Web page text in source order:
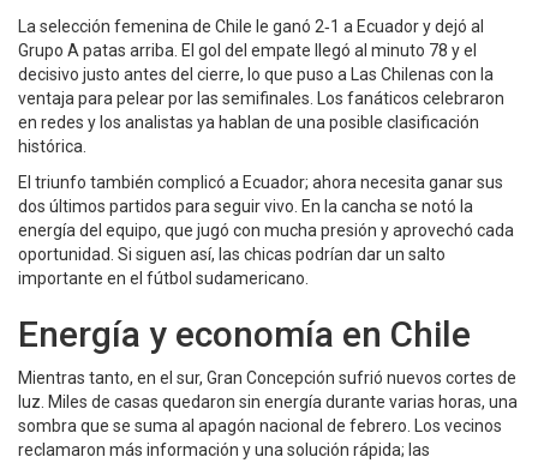
La selección femenina de Chile le ganó 2‑1 a Ecuador y dejó al
Grupo A patas arriba. El gol del empate llegó al minuto 78 y el
decisivo justo antes del cierre, lo que puso a Las Chilenas con la
ventaja para pelear por las semifinales. Los fanáticos celebraron
en redes y los analistas ya hablan de una posible clasificación
histórica.
El triunfo también complicó a Ecuador; ahora necesita ganar sus
dos últimos partidos para seguir vivo. En la cancha se notó la
energía del equipo, que jugó con mucha presión y aprovechó cada
oportunidad. Si siguen así, las chicas podrían dar un salto
importante en el fútbol sudamericano.
Energía y economía en Chile
Mientras tanto, en el sur, Gran Concepción sufrió nuevos cortes de
luz. Miles de casas quedaron sin energía durante varias horas, una
sombra que se suma al apagón nacional de febrero. Los vecinos
reclamaron más información y una solución rápida; las